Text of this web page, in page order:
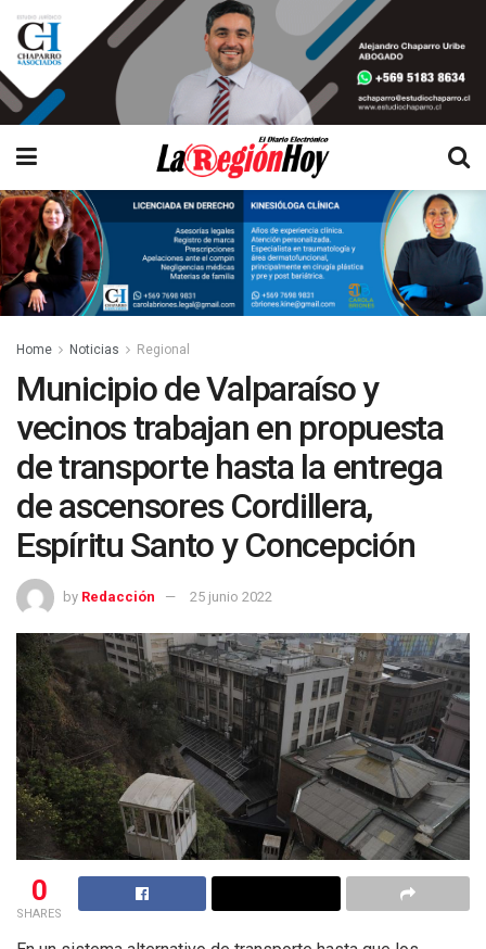
Home Noticias Regional
Municipio de Valparaíso y
vecinos trabajan en propuesta
de transporte hasta la entrega
de ascensores Cordillera,
Espíritu Santo y Concepción
by Redacción 25 junio 2022
0
SHARES